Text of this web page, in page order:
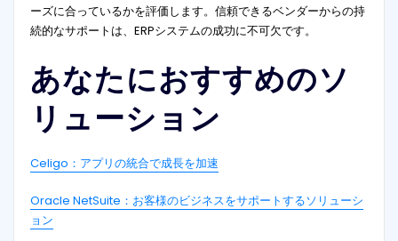
ーズに合っているかを評価します。信頼できるベンダーからの持
続的なサポートは、ERPシステムの成功に不可欠です。
あなたにおすすめのソ
リューション
Celigo：アプリの統合で成長を加速
Oracle NetSuite：お客様のビジネスをサポートするソリューシ
ョン